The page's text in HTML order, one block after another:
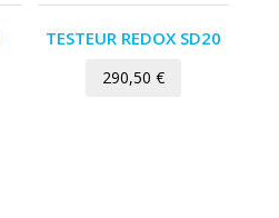
TESTEUR REDOX SD20
290,50€